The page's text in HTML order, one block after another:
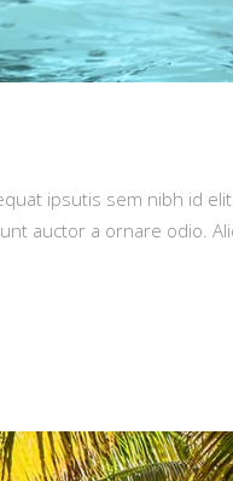
ipsutis sem nibh id
auctor a ornare odio.